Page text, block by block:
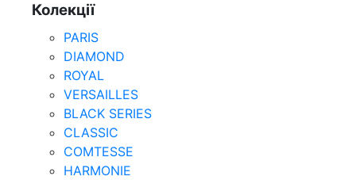
Колекції
PARIS
DIAMOND
ROYAL
VERSAILLES
BLACK SERIES
CLASSIC
COMTESSE
HARMONIE